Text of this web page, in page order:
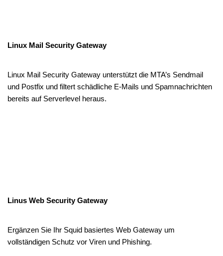
Linux Mail Security Gateway
Linux Mail Security Gateway unterstützt die MTA’s Sendmail
und Postfix und filtert schädliche E-Mails und Spamnachrichten
bereits auf Serverlevel heraus.
Linus Web Security Gateway
Ergänzen Sie Ihr Squid basiertes Web Gateway um
vollständigen Schutz vor Viren und Phishing.